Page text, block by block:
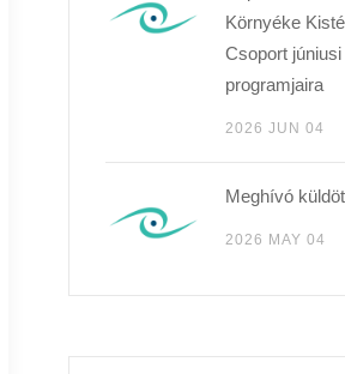
Környéke
Csoport júniusi
programjaira
2026 JUN 04
Meghívó
2026 MAY 04